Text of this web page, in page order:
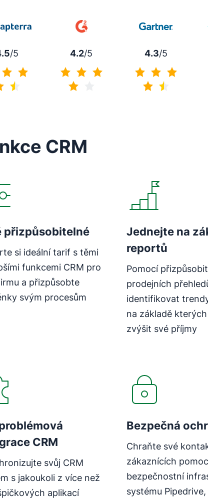
/5
4.5 z 5
4.2/5 4.3/5
4.3 z 5
CRM
přizpůsobitelné
si ideální tarif s těmi
funkcemi CRM pro
a přizpůsobte
svým procesům
Jednejte na
reportů
Pomocí
prodejních
identifikovat
na základě
zvýšit své příjmy
CRM
svůj CRM
s jakoukoli z více než
aplikací
Bezpečná
Chraňte své
zákaznících
bezpečnostní
systému